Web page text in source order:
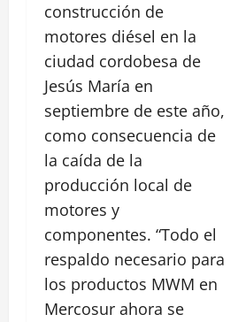
construcción de
motores diésel en la
ciudad cordobesa de
Jesús María en
septiembre de este año,
como consecuencia de
la caída de la
producción local de
motores y
componentes. “Todo el
respaldo necesario para
los productos MWM en
Mercosur ahora se